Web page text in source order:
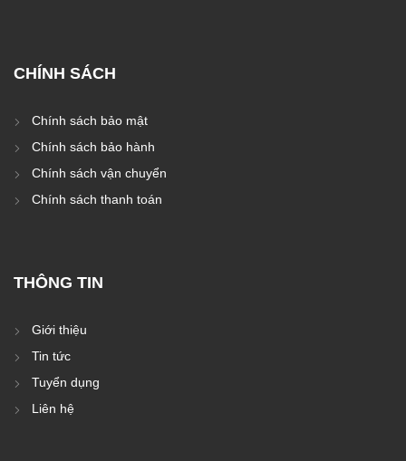
CHÍNH SÁCH
Chính sách bảo mật
Chính sách bảo hành
Chính sách vận chuyển
Chính sách thanh toán
THÔNG TIN
Giới thiệu
Tin tức
Tuyển dụng
Liên hệ